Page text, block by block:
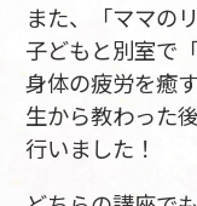
また、「ママの
子どもと別室で
身体の疲労を癒
生から教わった
行いました！